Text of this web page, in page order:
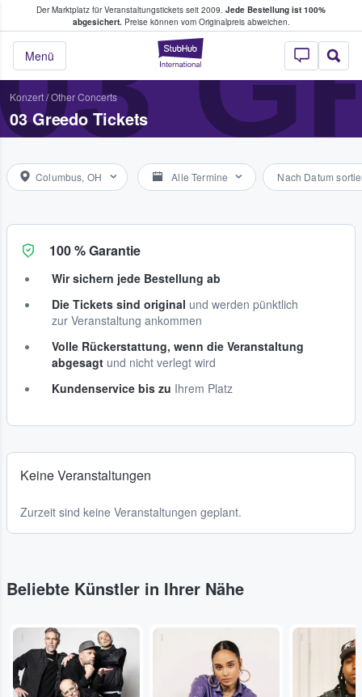
Der Marktplatz für Veranstaltungstickets seit 2009. Jede Bestellung ist 100%
abgesichert.Preise können vom Originalpreis abweichen.
StubHub - Wo
Menü
Tickets kaufen & verkaufen
Konzert/Other Concerts
03 Greedo Tickets
Columbus, OH Alle Termine Nach Datum
100 % Garantie
Wir sichern jede Bestellung ab
Die Tickets sind original und werden pünktlich
zur Veranstaltung ankommen
Volle Rückerstattung, wenn die Veranstaltung
abgesagt und nicht verlegt wird
Kundenservice bis zu Ihrem Platz
Keine Veranstaltungen
Zurzeit sind keine Veranstaltungen geplant.
Beliebte Künstler in Ihrer Nähe